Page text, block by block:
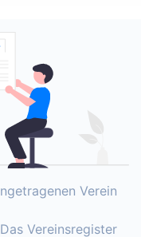
Verein
Vereinsregister